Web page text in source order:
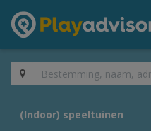
(Indoor) speeltuinen